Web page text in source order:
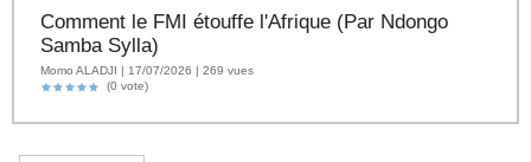
Comment le FMI étouffe l'Afrique (Par Ndongo
Samba Sylla)
Momo ALADJI | 17/07/2026 | 269 vues
(0 vote)